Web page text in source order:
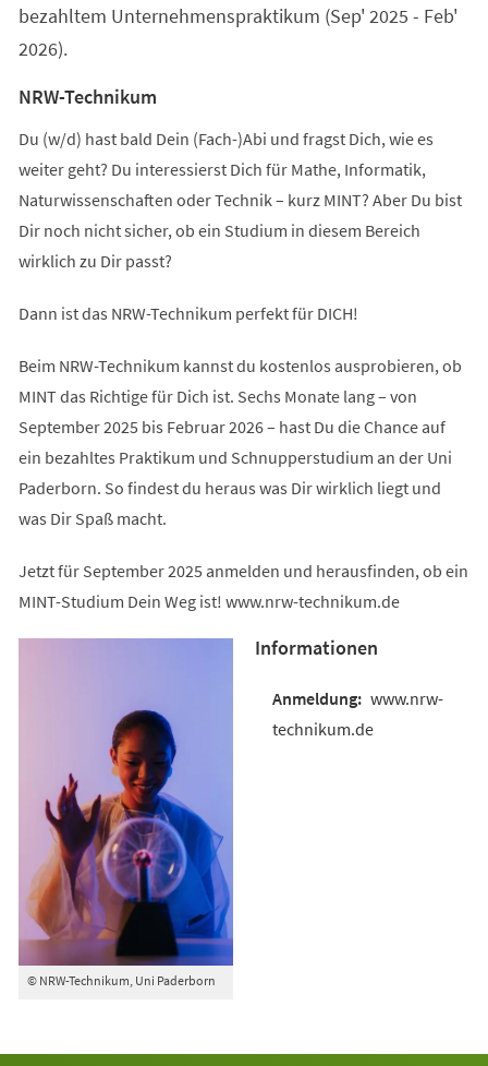
bezahltem Unternehmenspraktikum (Sep' 2025 - Feb'
2026).
NRW-Technikum
Du (w/d) hast bald Dein (Fach-)Abi und fragst Dich, wie es
weiter geht? Du interessierst Dich für Mathe, Informatik,
Naturwissenschaften oder Technik – kurz MINT? Aber Du bist
Dir noch nicht sicher, ob ein Studium in diesem Bereich
wirklich zu Dir passt?
Dann ist das NRW-Technikum perfekt für DICH!
Beim NRW-Technikum kannst du kostenlos ausprobieren, ob
MINT das Richtige für Dich ist. Sechs Monate lang – von
September 2025 bis Februar 2026 – hast Du die Chance auf
ein bezahltes Praktikum und Schnupperstudium an der Uni
Paderborn. So findest du heraus was Dir wirklich liegt und
was Dir Spaß macht.
Jetzt für September 2025 anmelden und herausfinden, ob ein
MINT-Studium Dein Weg ist! www.nrw-technikum.de
© NRW-Technikum, Uni Paderborn
Informationen
www.nrw-
technikum.de